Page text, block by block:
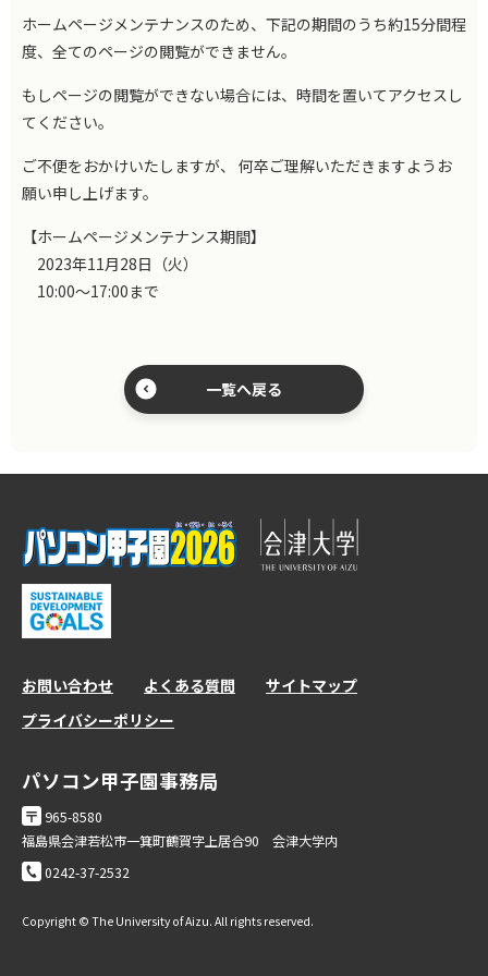
ホームページメンテナンスのため、下記の期間のうち約15分間程
度、全てのページの閲覧ができません。
もしページの閲覧ができない場合には、時間を置いてアクセスし
てください。
ご不便をおかけいたしますが、 何卒ご理解いただきますようお
願い申し上げます。
【ホームページメンテナンス期間】
2023年11月28日（火）
10:00～17:00まで
一覧へ戻る
お問い合わせ よくある質問
サイトマップ
プライバシーポリシー
パソコン甲子園事務局
965-8580
福島県会津若松市一箕町鶴賀字上居合90 会津大学内
0242-37-2532
Copyright © The University of Aizu. All rights reserved.